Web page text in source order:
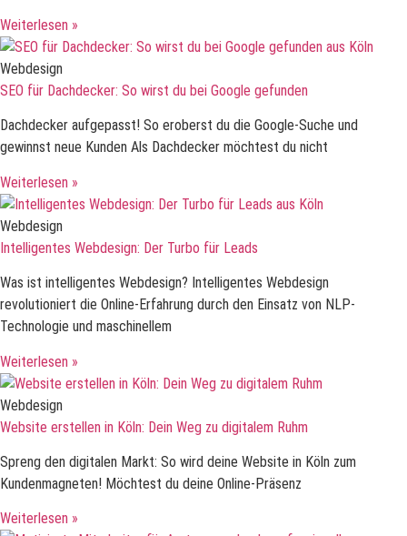
Weiterlesen »
Webdesign
SEO für Dachdecker: So wirst du bei Google gefunden
Dachdecker aufgepasst! So eroberst du die Google-Suche und
gewinnst neue Kunden Als Dachdecker möchtest du nicht
Weiterlesen »
Webdesign
Intelligentes Webdesign: Der Turbo für Leads
Was ist intelligentes Webdesign? Intelligentes Webdesign
revolutioniert die Online-Erfahrung durch den Einsatz von NLP-
Technologie und maschinellem
Weiterlesen »
Webdesign
Website erstellen in Köln: Dein Weg zu digitalem Ruhm
Spreng den digitalen Markt: So wird deine Website in Köln zum
Kundenmagneten! Möchtest du deine Online-Präsenz
Weiterlesen »